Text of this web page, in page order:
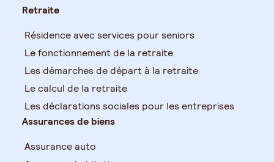
Retraite
Résidence avec services pour seniors
Le fonctionnement de la retraite
Les démarches de départ à la retraite
Le calcul de la retraite
Les déclarations sociales pour les entreprises
Assurances de biens
Assurance auto